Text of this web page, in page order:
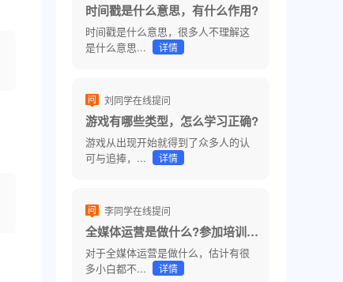
时间戳是什么意思，有什么作用?
时间戳是什么意思，很多人不理解这
是什么意思...
详情
刘同学在线提问
游戏有哪些类型，怎么学习正确?
游戏从出现开始就得到了众多人的认
可与追捧，...
详情
李同学在线提问
全媒体运营是做什么?参加培训费用高吗?
对于全媒体运营是做什么，估计有很
多小白都不...
详情